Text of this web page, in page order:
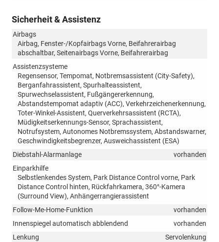
Sicherheit & Assistenz
Airbags
Airbag, Fenster-/Kopfairbags Vorne, Beifahrerairbag
abschaltbar, Seitenairbags Vorne, Beifahrerairbag
Assistenzsysteme
Regensensor, Tempomat, Notbremsassistent (City-Safety),
Berganfahrassistent, Spurhalteassistent,
Spurwechselassistent, Fußgängererkennung,
Abstandstempomat adaptiv (ACC), Verkehrzeichenerkennung,
Toter-Winkel-Assistent, Querverkehrsassistent (RCTA),
Müdigkeitserkennungs-Sensor, Sprachassistent,
Notrufsystem, Autonomes Notbremssystem, Abstandswarner,
Geschwindigkeitsbegrenzer, Ausweichassistent (ESA)
Diebstahl-Alarmanlage
vorhanden
Einparkhilfe
Selbstlenkendes System, Park Distance Control vorne, Park
Distance Control hinten, Rückfahrkamera, 360°-Kamera
(Surround View), Anhängerrangierassistent
Follow-Me-Home-Funktion
vorhanden
Innenspiegel automatisch abblendend
vorhanden
Lenkung
Servolenkung